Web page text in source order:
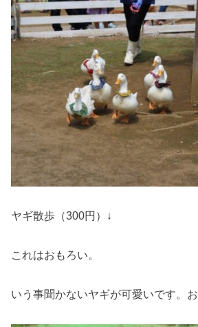
ヤギ散歩（300円）↓
これはおもろい。
いう事聞かないヤギが可愛いです。お